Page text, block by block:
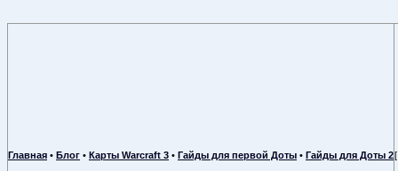
Главная • Блог • Карты Warcraft 3 • Гайды для первой Доты • Гайды для Доты 2